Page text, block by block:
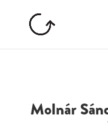
Molnár